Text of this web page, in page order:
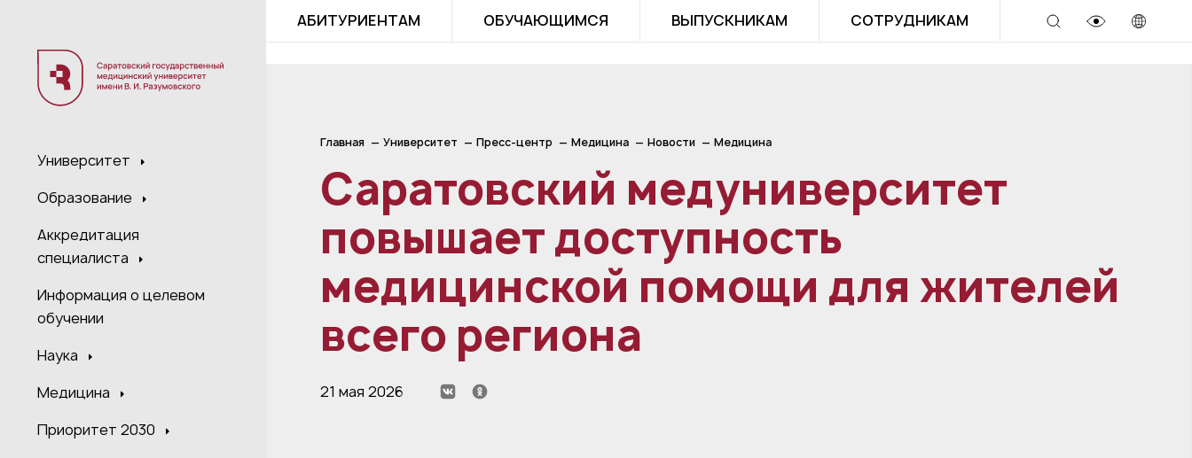
Университет
Образование
Аккредитация
специалиста
Информация о целевом
обучении
Наука
Медицина
Приоритет 2030
АБИТУРИЕНТАМ ОБУЧАЮЩИМСЯ ВЫПУСКНИКАМ СОТРУДНИКАМ
Главная Университет Пресс-центр Медицина Новости Медицина
Саратовский медуниверситет
повышает доступность
медицинской помощи для жителей
всего региона
21 мая 2026